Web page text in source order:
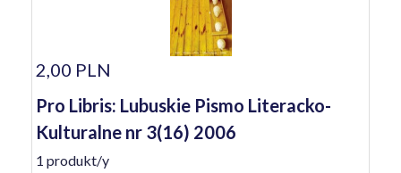
2,00 PLN
Pro Libris: Lubuskie Pismo Literacko-
Kulturalne nr 3(16) 2006
1 produkt/y